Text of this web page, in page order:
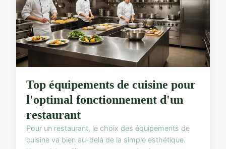
Top équipements de cuisine pour
l'optimal fonctionnement d'un
restaurant
Pour un restaurant, le choix des équipements de
cuisine va bien au-delà de la simple esthétique.